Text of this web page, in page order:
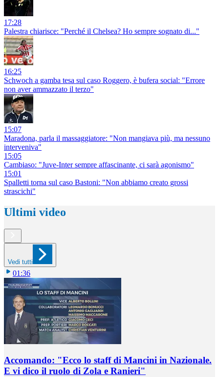
17:28
Palestra chiarisce: "Perché il Chelsea? Ho sempre sognato di..."
16:25
Schwoch a gamba tesa sul caso Roggero, è bufera social: "Errore
non aver ammazzato il terzo"
15:07
Maradona, parla il massaggiatore: "Non mangiava più, ma nessuno
interveniva"
15:05
Cambiaso: "Juve-Inter sempre affascinante, ci sarà agonismo"
15:01
Spalletti torna sul caso Bastoni: "Non abbiamo creato grossi
strascichi"
Ultimi video
Vedi tutti
01:36
Accomando: "Ecco lo staff di Mancini in Nazionale.
E vi dico il ruolo di Zola e Ranieri"